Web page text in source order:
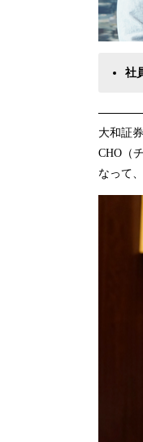
社
――――は
大和証
CHO（
なって